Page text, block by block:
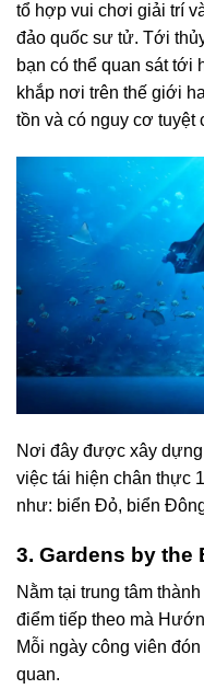
tổ hợp vui chơi giải trí
đảo quốc sư tử. Tới
bạn có thể quan sát tới
khắp nơi trên thế giới
tồn và có nguy cơ tuyệt
Nơi đây được xây
việc tái hiện chân thực
như: biển Đỏ, biển
3. Gardens by the
Nằm tại trung tâm thành
điểm tiếp theo mà
Mỗi ngày công viên
quan.